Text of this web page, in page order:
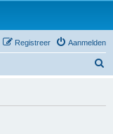
Aanmelden
Registreer